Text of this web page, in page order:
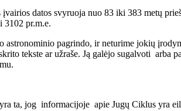
datos svyruoja nuo 83 iki 383 metų
3102 pr.m.e.
pagrindo, ir neturime jokių
tekste ar užraše. Ją galėjo sugalvoti arba
ta, jog informacijoje apie Jugų Ciklus yra